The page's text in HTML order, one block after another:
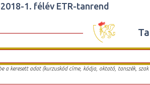
1. félév ETR-tanrend
a keresett adat (kurzuskód címe, kódja, oktató, tanszék,